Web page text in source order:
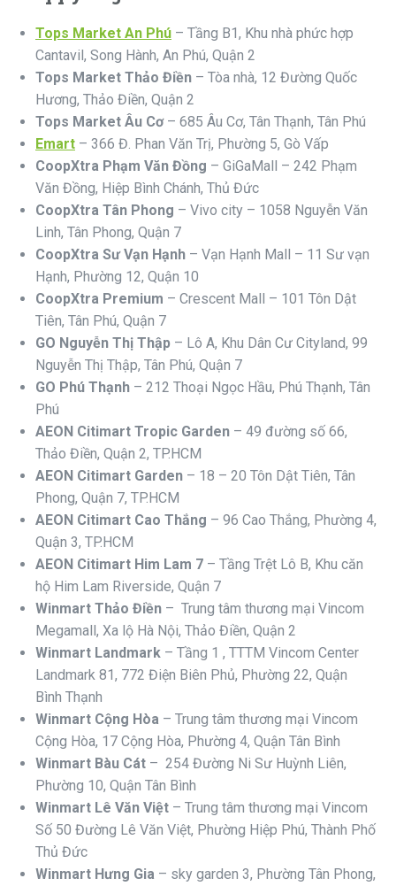
Tops Market An Phú – Tầng B1, Khu nhà phức hợp
Cantavil, Song Hành, An Phú, Quận 2
Tops Market Thảo Điền – Tòa nhà, 12 Đường Quốc
Hương, Thảo Điền, Quận 2
Tops Market Âu Cơ– 685 Âu Cơ, Tân Thạnh, Tân Phú
Emart – 366 Đ. Phan Văn Trị, Phường 5, Gò Vấp
CoopXtra Phạm Văn Đồng – GiGaMall – 242 Phạm
Văn Đồng, Hiệp Bình Chánh, Thủ Đức
CoopXtra Tân Phong – Vivo city – 1058 Nguyễn Văn
Linh, Tân Phong, Quận 7
CoopXtra Sư Vạn Hạnh – Vạn Hạnh Mall – 11 Sư vạn
Hạnh, Phường 12, Quận 10
CoopXtra Premium – Crescent Mall – 101 Tôn Dật
Tiên, Tân Phú, Quận 7
GO Nguyễn Thị Thập – Lô A, Khu Dân Cư Cityland, 99
Nguyễn Thị Thập, Tân Phú, Quận 7
GO Phú Thạnh – 212 Thoại Ngọc Hầu, Phú Thạnh, Tân
Phú
AEON Citimart Tropic Garden – 49 đường số 66,
Thảo Điền, Quận 2, TP.HCM
AEON Citimart Garden – 18 – 20 Tôn Dật Tiên, Tân
Phong, Quận 7, TP.HCM
AEON Citimart Cao Thắng – 96 Cao Thắng, Phường 4,
Quận 3, TP.HCM
AEON Citimart Him Lam 7 – Tầng Trệt Lô B, Khu căn
hộ Him Lam Riverside, Quận 7
Winmart Thảo Điền – Trung tâm thương mại Vincom
Megamall, Xa lộ Hà Nội, Thảo Điền, Quận 2
Winmart Landmark – Tầng 1 , TTTM Vincom Center
Landmark 81, 772 Điện Biên Phủ, Phường 22, Quận
Bình Thạnh
Winmart Cộng Hòa – Trung tâm thương mại Vincom
Cộng Hòa, 17 Cộng Hòa, Phường 4, Quận Tân Bình
Winmart Bàu Cát – 254 Đường Ni Sư Huỳnh Liên,
Phường 10, Quận Tân Bình
Winmart Lê Văn Việt – Trung tâm thương mại Vincom
Số 50 Đường Lê Văn Việt, Phường Hiệp Phú, Thành Phố
Thủ Đức
Winmart Hưng Gia – sky garden 3, Phường Tân Phong,